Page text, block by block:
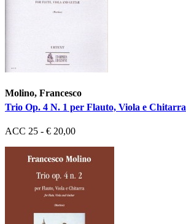
Molino, Francesco
Trio Op. 4 N. 1 per Flauto, Viola e Chitarra
ACC 25 - € 20,00